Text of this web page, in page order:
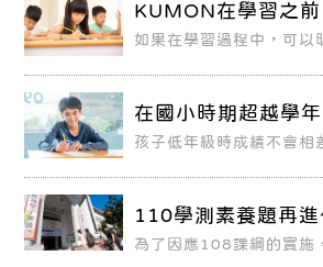
KUMON在學習之
做「學力診斷測驗
如果在學習過程中，可以
子，透過「學力診斷測驗
己未來的樣子。
在國小時期超越學
績免煩惱！
孩子低年級時成績不會相
為什麼他的孩子國小時，
分，到了國中有在補習，
110學測素養題再
培養跨科統整能力
為了因應108課綱的實施